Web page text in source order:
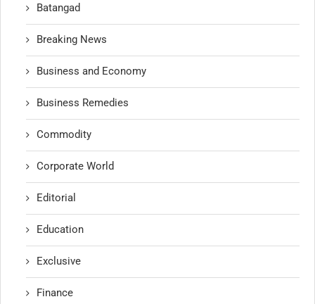
Batangad
Breaking News
Business and Economy
Business Remedies
Commodity
Corporate World
Editorial
Education
Exclusive
Finance